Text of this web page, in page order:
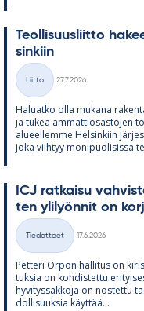
Teol­li­suus­liitto
sin­kiin
Kategoriat
Liitto
27.7.2026
Ha­luatko olla mu­kana
ja tu­kea am­mat­tio­sas­to­jen
alu­eel­lemme Hel­sin­kiin
joka viih­tyy mo­ni­puo­li­sissa
ICJ rat­kaisu
ten yli­lyön­nit on
Kategoriat
Tiedotteet
17.6.2026
Pet­teri Or­pon hal­li­tus on
tuk­sia on koh­dis­tettu
hy­vi­tys­sak­koja on nos­tettu
dol­li­suuk­sia käyt­tää...